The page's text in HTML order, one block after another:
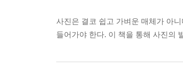
사진은 결코 쉽고 가벼운 매체가 아
들어가야 한다. 이 책을 통해 사진의